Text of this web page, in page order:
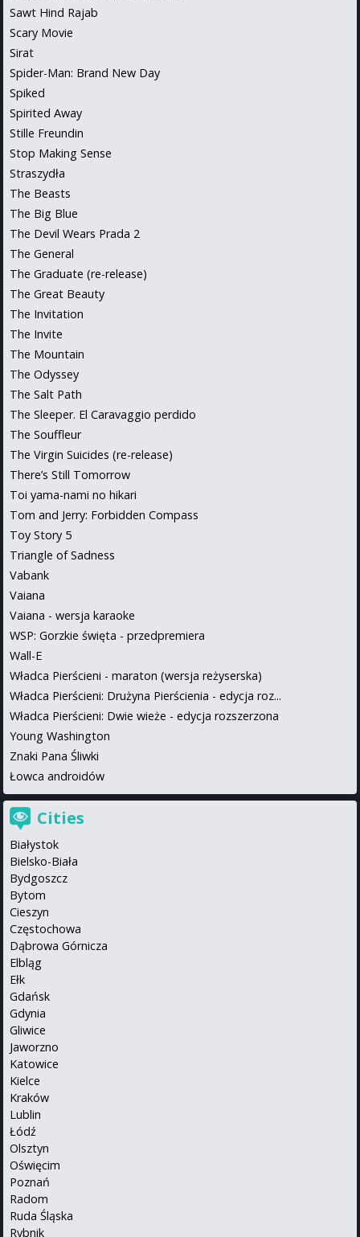
Sawt Hind Rajab
Scary Movie
Sirat
Spider-Man: Brand New Day
Spiked
Spirited Away
Stille Freundin
Stop Making Sense
Straszydła
The Beasts
The Big Blue
The Devil Wears Prada 2
The General
The Graduate (re-release)
The Great Beauty
The Invitation
The Invite
The Mountain
The Odyssey
The Salt Path
The Sleeper. El Caravaggio perdido
The Souffleur
The Virgin Suicides (re-release)
There’s Still Tomorrow
Toi yama-nami no hikari
Tom and Jerry: Forbidden Compass
Toy Story 5
Triangle of Sadness
Vabank
Vaiana
Vaiana - wersja karaoke
WSP: Gorzkie święta - przedpremiera
Wall-E
Władca Pierścieni - maraton (wersja reżyserska)
Władca Pierścieni: Drużyna Pierścienia - edycja roz...
Władca Pierścieni: Dwie wieże - edycja rozszerzona
Young Washington
Znaki Pana Śliwki
Łowca androidów
Cities
Białystok
Bielsko-Biała
Bydgoszcz
Bytom
Cieszyn
Częstochowa
Dąbrowa Górnicza
Elbląg
Ełk
Gdańsk
Gdynia
Gliwice
Jaworzno
Katowice
Kielce
Kraków
Lublin
Łódź
Olsztyn
Oświęcim
Poznań
Radom
Ruda Śląska
Rybnik